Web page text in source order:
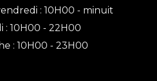
: 10H00 - minuit
: 10H00 - 22H00
: 10H00 - 23H00